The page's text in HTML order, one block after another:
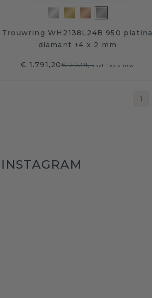
Trouwring WH2138L24B 950 platina
diamant ±4 x 2 mm
€ 1.791,20€ 2.239,-Excl. Tax & BTW
1